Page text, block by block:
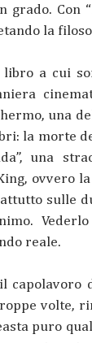
grado. Con
la
a cui
una
la morte
una
ovvero
sulle
reale.
capolavoro
volte,
puro